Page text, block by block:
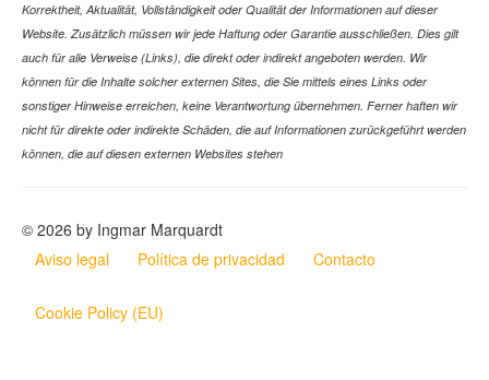
Korrektheit, Aktualität, Vollständigkeit oder Qualität der Informationen auf dieser
Website. Zusätzlich müssen wir jede Haftung oder Garantie ausschließen. Dies gilt
auch für alle Verweise (Links), die direkt oder indirekt angeboten werden. Wir
können für die Inhalte solcher externen Sites, die Sie mittels eines Links oder
sonstiger Hinweise erreichen, keine Verantwortung übernehmen. Ferner haften wir
nicht für direkte oder indirekte Schäden, die auf Informationen zurückgeführt werden
können, die auf diesen externen Websites stehen
© 2026 by Ingmar Marquardt
Aviso legal
Política de privacidad Contacto
Cookie Policy (EU)